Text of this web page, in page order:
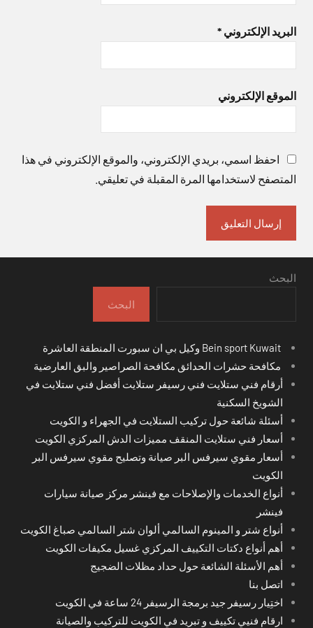
البريد الإلكتروني *
الموقع الإلكتروني
احفظ اسمي، بريدي الإلكتروني، والموقع الإلكتروني في هذا
المتصفح لاستخدامها المرة المقبلة في تعليقي.
البحث
البحث
مكافحة حشرات الحدائق مكافحة الصراصير والبق العارضية
أرقام فني ستلايت فني رسيفر ستلايت أفضل فني ستلايت في
الشويخ السكنية
أسئلة شائعة حول تركيب الستلايت في الجهراء و الكويت
أسعار فني ستلايت المنقف مميزات الدش المركزي الكويت
أسعار مقوي سيرفس البر صيانة وتصليح مقوي سيرفس البر
الكويت
أنواع الخدمات والإصلاحات مع فينشر مركز صيانة سيارات
فينشر
أنواع شتر و المينوم السالمي ألوان شتر السالمي صباغ الكويت
أهم أنواع دكتات التكييف المركزي غسيل مكيفات الكويت
أهم الأسئلة الشائعة حول حداد مظلات الضجيج
اتصل بنا
اختِيار رسيفر جيد برمجة الرسيفر 24 ساعة في الكويت
ارقام فنيي تكييف و تبريد في الكويت للتركيب والصيانة